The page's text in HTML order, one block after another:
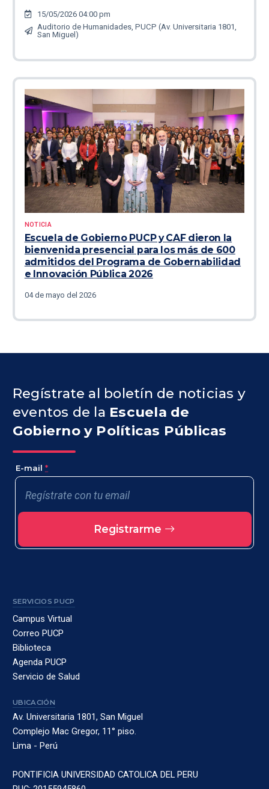
15/05/2026 04:00 pm
Auditorio de Humanidades, PUCP (Av. Universitaria 1801,
San Miguel)
NOTICIA
Escuela de Gobierno PUCP y CAF dieron la
bienvenida presencial para los más de 600
admitidos del Programa de Gobernabilidad
e Innovación Pública 2026
04 de mayo del 2026
Regístrate al boletín de noticias y
eventos de la Escuela de
Gobierno y Políticas Públicas
E-mail *
Registrarme
SERVICIOS PUCP
Campus Virtual
Correo PUCP
Biblioteca
Agenda PUCP
Servicio de Salud
UBICACIÓN
Av. Universitaria 1801, San Miguel
Complejo Mac Gregor, 11° piso.
Lima - Perú
PONTIFICIA UNIVERSIDAD CATOLICA DEL PERU